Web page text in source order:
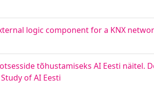
logic component for a KNX
tõhustamiseks AI Eesti näitel.
of AI Eesti